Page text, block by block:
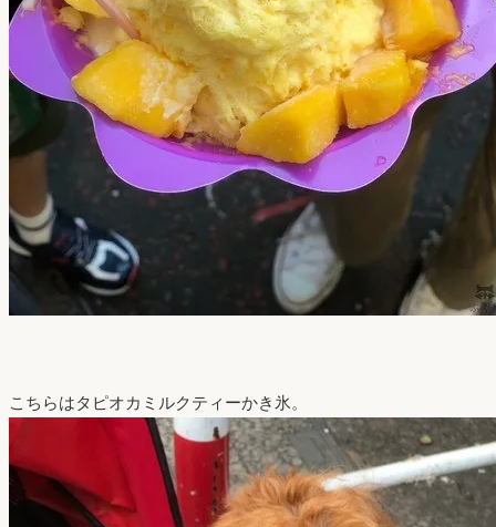
こちらはタピオカミルクティーかき氷。